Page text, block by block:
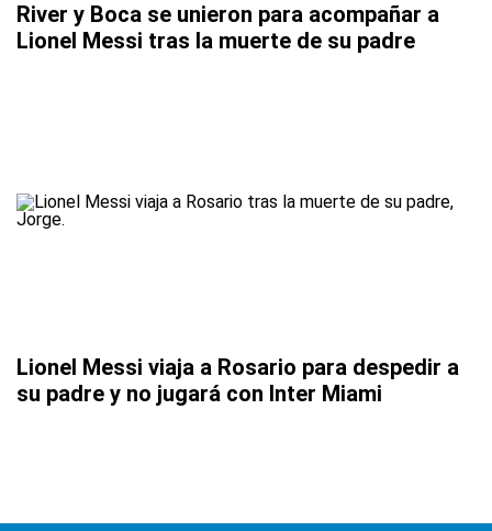
River y Boca se unieron para acompañar a
Lionel Messi tras la muerte de su padre
Lionel Messi viaja a Rosario para despedir a
su padre y no jugará con Inter Miami